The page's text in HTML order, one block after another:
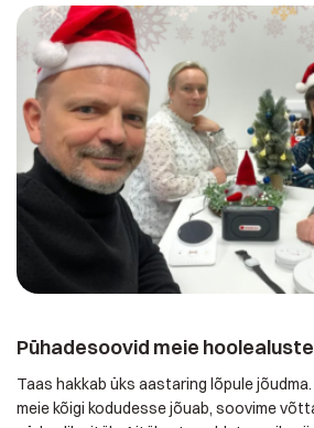
sai operaatoriga rääkides samal ajal
üles, […]
pühaderahu meie kõigi kodudesse jõuab,
et öelda teile südamlik aitäh. Aitäh, et